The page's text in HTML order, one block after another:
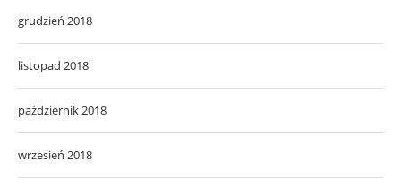
grudzień 2018
listopad 2018
październik 2018
wrzesień 2018